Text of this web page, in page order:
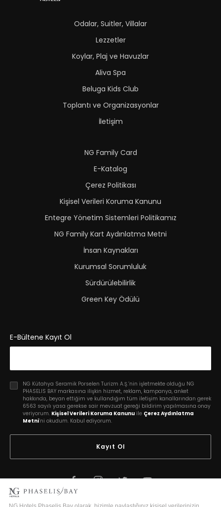
Odalar, Suitler, Villalar
Lezzetler
Koylar, Plaj ve Havuzlar
Aliva Spa
Beluga Kids Club
Toplantı ve Organizasyonlar
İletişim
NG Family Card
E-Katalog
Çerez Politikası
Kişisel Verileri Koruma Kanunu
Entegre Yönetim Sistemleri Politikamız
NG Family Kart Aydınlatma Metni
İnsan Kaynakları
Kurumsal Sorumluluk
Sürdürülebilirlik
Green Key Ödülü
E-Bültene Kayıt Ol
NG Kütahya Seramik Porselen Turizm A.Ş.’nin işletmekte olduğu NG
PHASELIS BAY markasına ilişkin hizmet, reklam, kampanya, anket
hakkında, beyan ettiğim ve kullandığım tüm iletişim kanallarından gerek
6563 sayılı yasa gerekse sair mevzuat gereği bildirim yapılmasına onay
veriyorum. Kişisel Verileri Koruma Kanunu ile Çerez Aydınlatma
Metni’ni okudum. Kabul ediyorum.
Kayıt Ol